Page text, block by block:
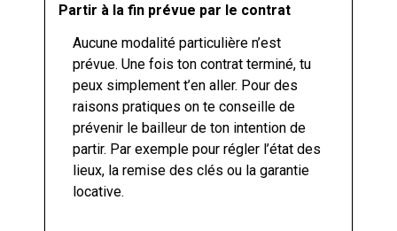
Partir à la fin prévue par le contrat
Aucune modalité particulière n’est
prévue. Une fois ton contrat terminé, tu
peux simplement t’en aller. Pour des
raisons pratiques on te conseille de
prévenir le bailleur de ton intention de
partir. Par exemple pour régler l’état des
lieux, la remise des clés ou la garantie
locative.